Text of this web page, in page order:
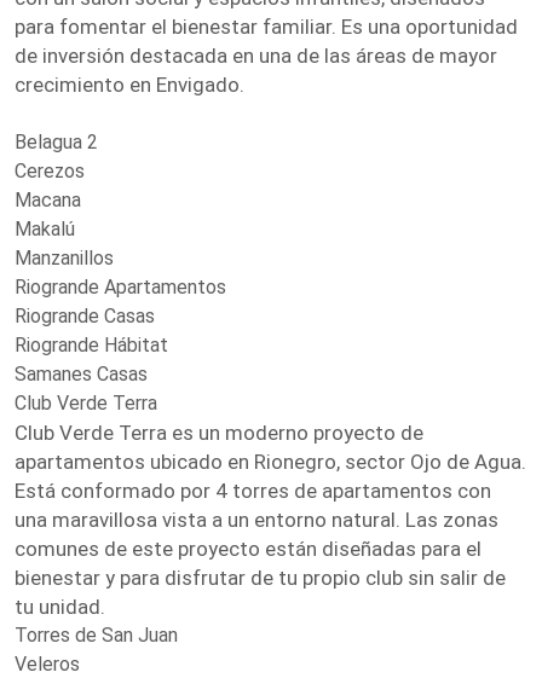
para fomentar el bienestar familiar. Es una oportunidad
de inversión destacada en una de las áreas de mayor
crecimiento en Envigado.
Belagua 2
Cerezos
Macana
Makalú
Manzanillos
Riogrande Apartamentos
Riogrande Casas
Riogrande Hábitat
Samanes Casas
Club Verde Terra
Club Verde Terra es un moderno proyecto de
apartamentos ubicado en Rionegro, sector Ojo de Agua.
Está conformado por 4 torres de apartamentos con
una maravillosa vista a un entorno natural. Las zonas
comunes de este proyecto están diseñadas para el
bienestar y para disfrutar de tu propio club sin salir de
tu unidad.
Torres de San Juan
Veleros